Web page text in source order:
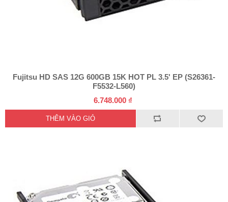
Fujitsu HD SAS 12G 600GB 15K HOT PL 3.5' EP (S26361-
F5532-L560)
6.748.000 ₫